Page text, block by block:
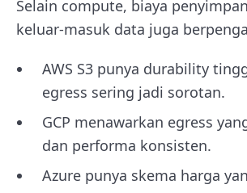
Selain compute, biaya
keluar-masuk data juga
AWS S3 punya durability
egress sering jadi sorotan.
GCP menawarkan egress
dan performa konsisten.
Azure punya skema harga